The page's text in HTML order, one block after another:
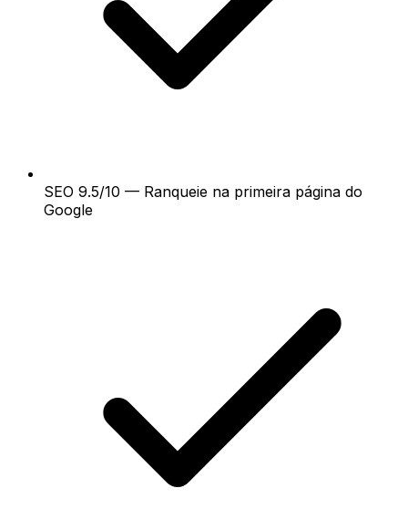
SEO 9.5/10 — Ranqueie na primeira página do
Google